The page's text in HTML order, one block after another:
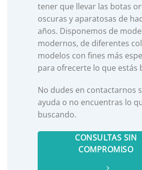
tener que llevar las botas
oscuras y aparatosas de
años. Disponemos de
modernos, de diferentes
modelos con fines más
para ofrecerte lo que estás
No dudes en contactarnos
ayuda o no encuentras lo
buscando.
CONSULTAS SIN
COMPROMISO